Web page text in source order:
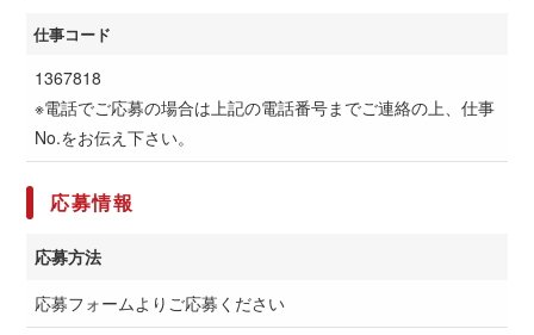
仕事コード
1367818
※電話でご応募の場合は上記の電話番号までご連絡の上、仕事
No.をお伝え下さい。
応募情報
応募方法
応募フォームよりご応募ください